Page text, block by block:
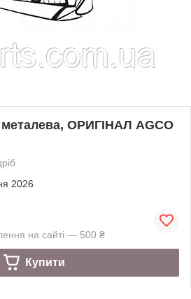
ОРИГІНАЛ AGCO
2026
на сайті — 500 ₴
Купити